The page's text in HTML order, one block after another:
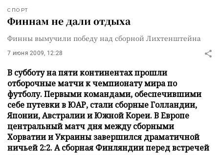
СПОРТ
Финнам не дали отдыха
Финны вымучили победу над сборной Лихтенштейна
7 июня 2009, 12:28
В субботу на пяти континентах прошли
отборочные матчи к чемпионату мира по
футболу. Первыми командами, обеспечившими
себе путевки в ЮАР, стали сборные Голландии,
Японии, Австралии и Южной Кореи. В Европе
центральный матч дня между сборными
Хорватии и Украины завершился драматичной
ничьей 2:2. А сборная Финляндии перед встречей